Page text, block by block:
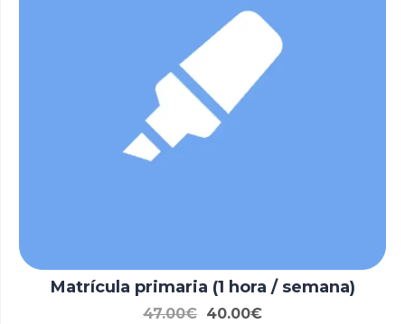
Matrícula primaria (1 hora / semana)
47.00€ 40.00€